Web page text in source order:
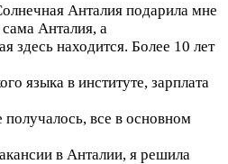
Анталия подарила мне
Анталия, а
здесь находится. Более 10 лет
языка в институте, зарплата
получалось, все в основном
в Анталии, я решила